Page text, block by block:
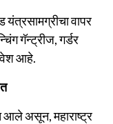
यंत्रसामग्रीचा वापर
गॅन्ट्रीज, गर्डर
आहे.
आले असून, महाराष्ट्र